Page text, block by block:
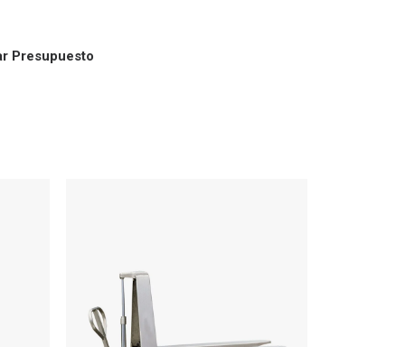
Presupuesto